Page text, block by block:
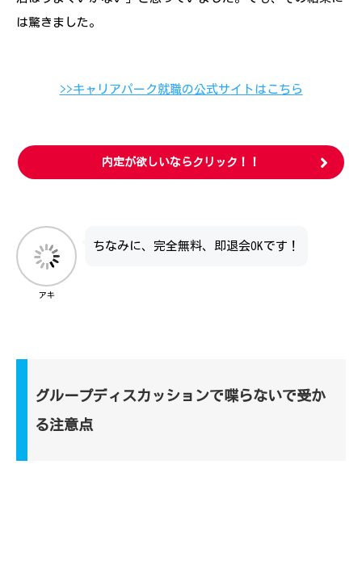
は驚きました。
>>キャリアパーク就職の公式サイトはこちら
内定が欲しいならクリック！！
アキ
ちなみに、完全無料、即退会OKです！
グループディスカッションで喋らないで受か
る注意点